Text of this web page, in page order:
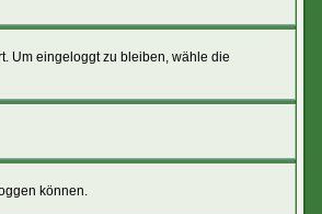
Um eingeloggt zu bleiben, wähle die
können.